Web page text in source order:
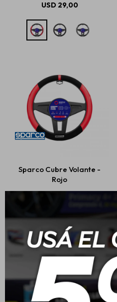
USD 29,00
Sparco Cubre Volante -
Rojo